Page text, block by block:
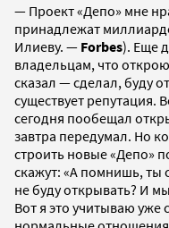
— Проект «Депо» мне
принадлежат
Илиеву. — Forbes). Еще
владельцам, что
сказал — сделал, буду
существует
сегодня пообещал
завтра передумал. Но
строить новые «Депо»
скажут: «А помнишь, ты
не буду открывать? И
Вот я это учитываю уже